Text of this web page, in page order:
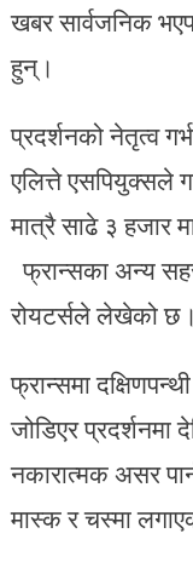
खबर सार्वजनिक
हुन्।
प्रदर्शनको नेतृत्व
एलित्ते एसपियुक्सले
मात्रै साढे ३ हजार
फ्रान्सका अन्य
रोयटर्सले लेखेको छ।
फ्रान्समा
जोडिएर प्रदर्शनमा
नकारात्मक असर
मास्क र चस्मा